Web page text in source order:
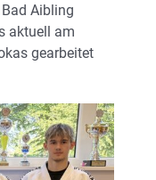
Aibling
aktuell am
gearbeitet